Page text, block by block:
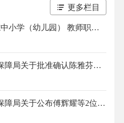
更多栏目
儿园） 教师职务评审结果的公示
陈雅芬同志助理兽医师职务任职资格的通知
2位同志农业中级专业技术职务任职资格的通知